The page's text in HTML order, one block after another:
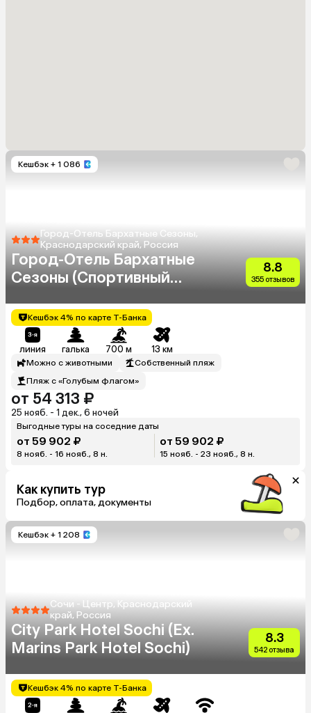
Кешбэк + 1 086
Город-Отель Бархатные Сезоны,
Краснодарский край, Россия
Город-Отель Бархатные
Сезоны (Спортивный
8.8
355 отзывов
Кешбэк 4% по карте Т-Банка
линия галька 700 м 13 км
Можно с животными
Собственный пляж
Пляж с «Голубым флагом»
от 54 313 ₽
25 нояб. - 1 дек., 6 ночей
Выгодные туры на соседние даты
от 59 902 ₽
8 нояб. - 16 нояб., 8 н.
от 59 902 ₽
15 нояб. - 23 нояб., 8 н.
Как купить тур
Подбор, оплата, документы
Кешбэк + 1 208
Сочи - Центр, Краснодарский
край, Россия
City Park Hotel Sochi (Ex.
Marins Park Hotel Sochi)
8.3
542 отзыва
Кешбэк 4% по карте Т-Банка